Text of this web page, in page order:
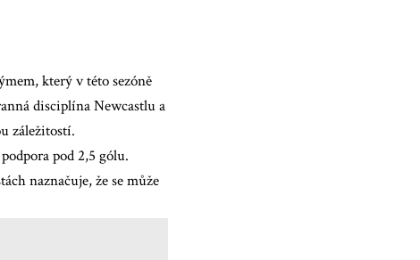
který v této sezóně
disciplína Newcastlu a
záležitostí.
pod 2,5 gólu.
naznačuje, že se může